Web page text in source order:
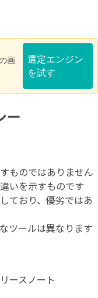
画
選定エンジン
を試す
ー
ものではありません
いを示すものです
ており、優劣ではあ
ツールは異なります
ースノート